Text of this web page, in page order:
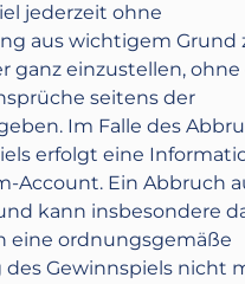
jederzeit ohne
aus wichtigem Grund
ganz einzustellen, ohne
seitens der
Im Falle des
erfolgt eine
Account. Ein Abbruch
kann insbesondere
eine ordnungsgemäße
Gewinnspiels nicht